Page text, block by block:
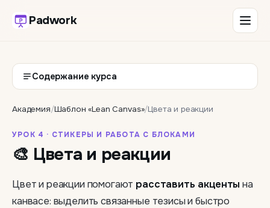
Padwork
Содержание курса
Академия/Шаблон «Lean Canvas»/Цвета и реакции
УРОК 4 · СТИКЕРЫ И РАБОТА С БЛОКАМИ
🎨 Цвета и реакции
Цвет и реакции помогают расставить акценты на
канвасе: выделить связанные тезисы и быстро